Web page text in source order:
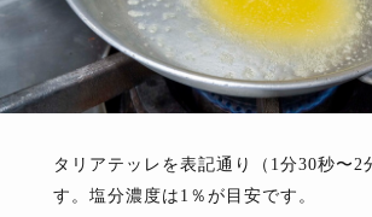
タリアテッレを表記通り（1分30秒〜2
す。塩分濃度は1％が目安です。